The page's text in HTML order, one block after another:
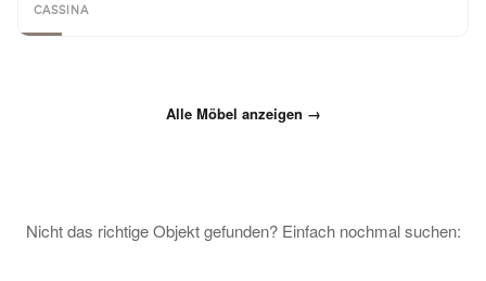
CASSINA
Alle Möbel anzeigen →
Nicht das richtige Objekt gefunden? Einfach nochmal suchen: